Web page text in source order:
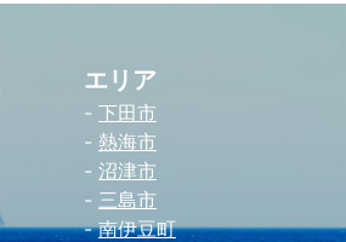
エリア
下田市
熱海市
沼津市
三島市
南伊豆町